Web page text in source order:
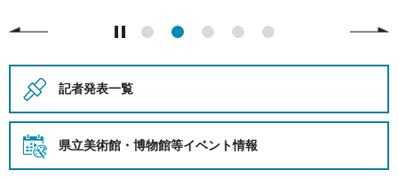
記者発表一覧
県立美術館・博物館等イベント情報